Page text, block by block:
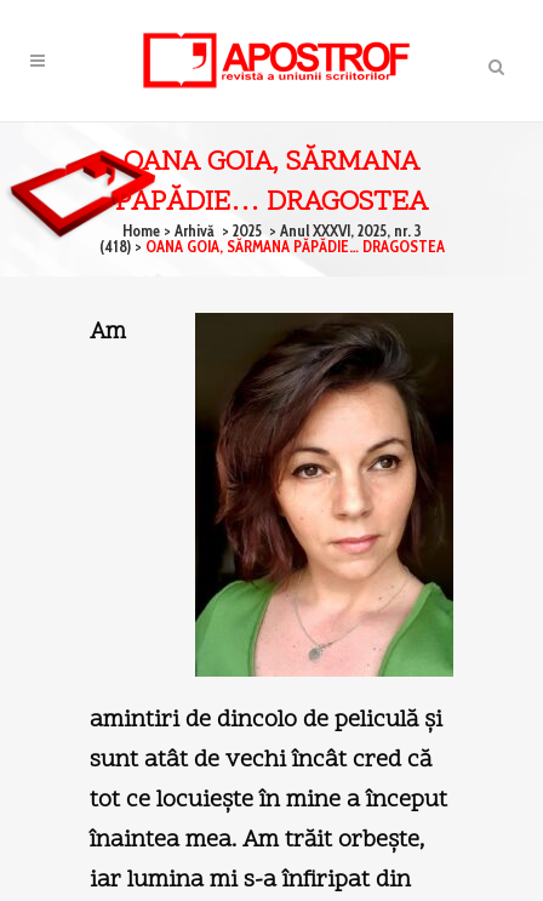
OANA GOIA, SĂRMANA
PĂPĂDIE… DRAGOSTEA
Home> Arhivă > 2025 > Anul XXXVI, 2025, nr. 3
(418)> OANA GOIA, SĂRMANA PĂPĂDIE… DRAGOSTEA
Am
amintiri de dincolo de peliculă şi
sunt atât de vechi încât cred că
tot ce locuieşte în mine a început
înaintea mea. Am trăit orbeşte,
iar lumina mi s-a înfiripat din